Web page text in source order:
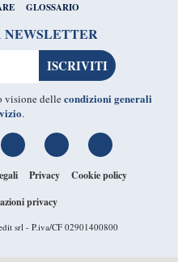
GLOSSARIO
visione dellecondizioni generali
.
Privacy
Cookie policy
privacy
srl - P.iva/CF 02901400800